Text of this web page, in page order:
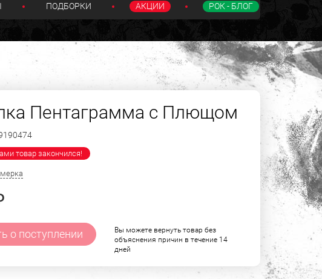
ПОДБОРКИ АКЦИИ РОК - БЛОГ
Пентаграмма с Плющом
товар закончился!
о поступлении
Вы можете вернуть товар без
объяснения причин в течение 14
дней